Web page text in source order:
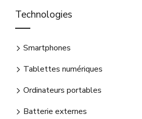
Technologies
Smartphones
Tablettes numériques
Ordinateurs portables
Batterie externes